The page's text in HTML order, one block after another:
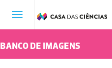
Toggle
BANCO DE IMAGENS